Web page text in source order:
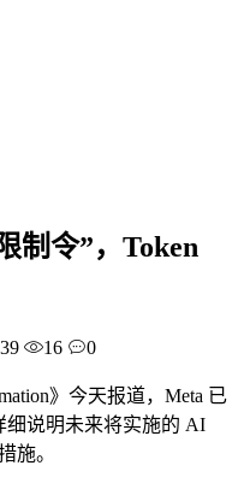
制令”，Token
16 0
》今天报道，Meta 已
细说明未来将实施的 AI
施。